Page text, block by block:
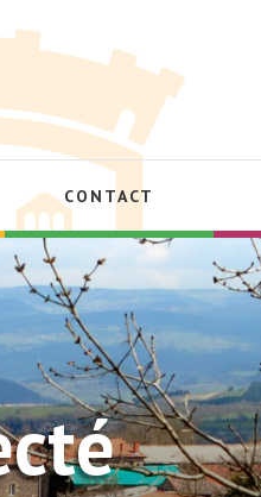
CONTACT